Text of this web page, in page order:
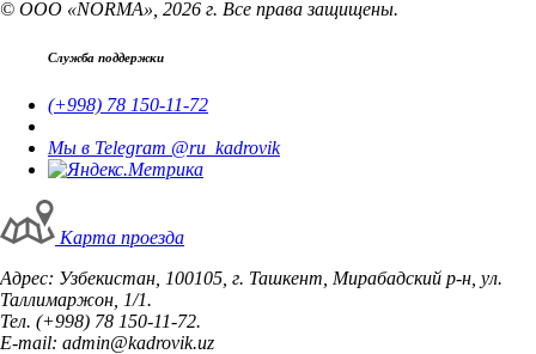
© ООО «NORMA», 2026 г. Все права защищены.
Служба поддержки
(+998) 78 150-11-72
Мы в Telegram @ru_kadrovik
Карта проезда
Адрес: Узбекистан, 100105, г. Ташкент, Мирабадский р-н, ул.
Таллимаржон, 1/1.
Тел. (+998) 78 150-11-72.
E-mail: admin@kadrovik.uz